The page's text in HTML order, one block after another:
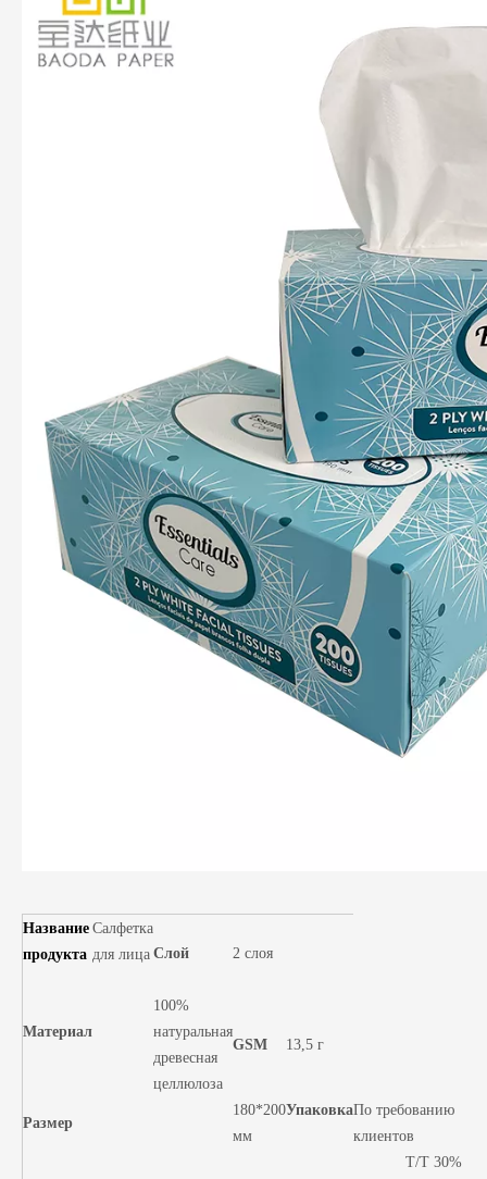
Название
продукта
Салфетка
для лица Слой 2 слоя
Материал
100%
натуральная
древесная
целлюлоза
GSM 13,5 г
Размер
180*200
мм
УпаковкаПо требованию
клиентов
Т/Т 30%